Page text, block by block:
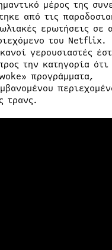
μέρος της
από τις
ερωτήσεις σε
του Netflix.
γερουσιαστές
την κατηγορία
προγράμματα,
τρανς.